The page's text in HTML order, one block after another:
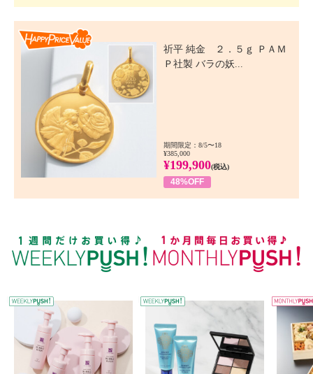
祈平 純金 ２．５ｇ ＰＡＭ
Ｐ社製 バラの妖...
期間限定：8/5〜18
¥385,000
¥199,900(税込)
48%OFF
WEEKLY PUSH